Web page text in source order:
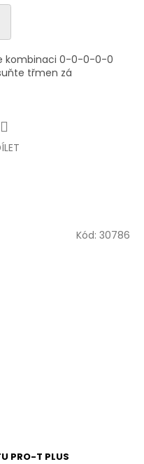
kombinaci 0-0-0-0-0
třmen zá
PRO-T PLUS
Kód: 30786